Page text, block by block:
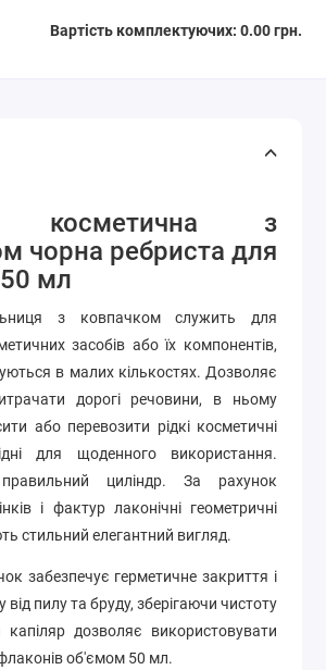
Вартість комплектуючих: 0.00 грн.
косметична з
чорна ребриста для
мл
з ковпачком служить для
засобів або їх компонентів,
в малих кількостях. Дозволяє
дорогі речовини, в ньому
або перевозити рідкі косметичні
для щоденного використання.
циліндр. За рахунок
і фактур лаконічні геометричні
стильний елегантний вигляд.
забезпечує герметичне закриття і
від пилу та бруду, зберігаючи чистоту
капіляр дозволяє використовувати
об'ємом 50 мл.